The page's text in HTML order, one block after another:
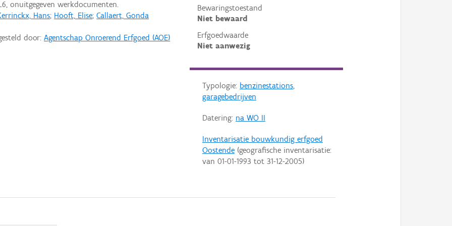
Bewaringstoestand
Niet bewaard
Erfgoedwaarde
Niet aanwezig
Typologie: benzinestations,
garagebedrijven
Datering: na WO II
Inventarisatie bouwkundig erfgoed
Oostende(geografische inventarisatie:
van 01-01-1993 tot 31-12-2005)
onuitgegeven werkdocumenten.
Hans; Hooft, Elise;Callaert, Gonda
door:Agentschap Onroerend Erfgoed (AOE)